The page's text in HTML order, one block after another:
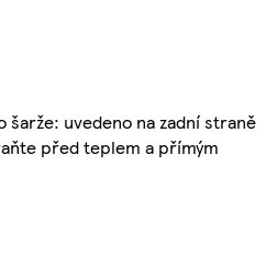
uvedeno na zadní straně
před teplem a přímým